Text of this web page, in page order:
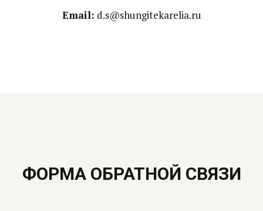
Email: d.s@shungitekarelia.ru
ФОРМА ОБРАТНОЙ СВЯЗИ